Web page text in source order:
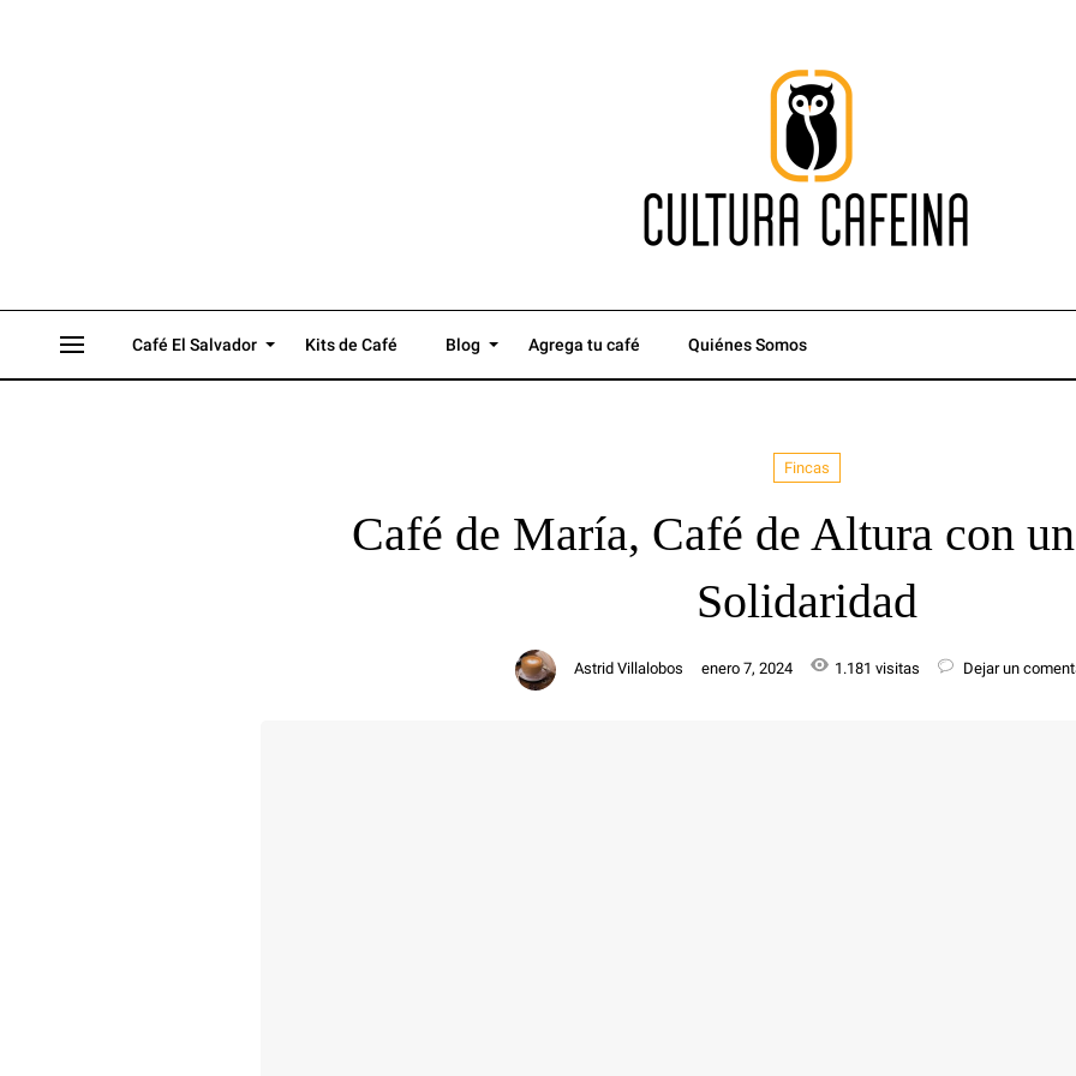
Café El Salvador Kits de Café Blog Agrega tu café Quiénes Somos
Fincas
Café de María, Café de Altura con
Solidaridad
Astrid Villalobos enero 7, 2024 1.181 visitas Dejar un